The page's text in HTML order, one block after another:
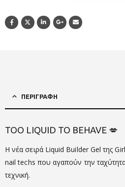
ΠΕΡΙΓΡΑΦΉ
TOO LIQUID TO BEHAVE 💋
Η νέα σειρά Liquid Builder Gel της
nail techs που αγαπούν την
τεχνική.